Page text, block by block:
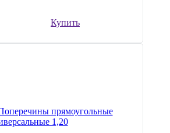
Купить